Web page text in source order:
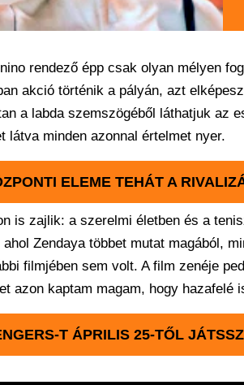
rendező épp csak olyan mélyen
akció történik a pályán, azt
a labda szemszögéből láthatjuk az
látva minden azonnal értelmet nyer.
ELEME TEHÁT A
is zajlik: a szerelmi életben és a
Zendaya többet mutat magából,
filmjében sem volt. A film zenéje
azon kaptam magam, hogy
T ÁPRILIS 25-TŐL